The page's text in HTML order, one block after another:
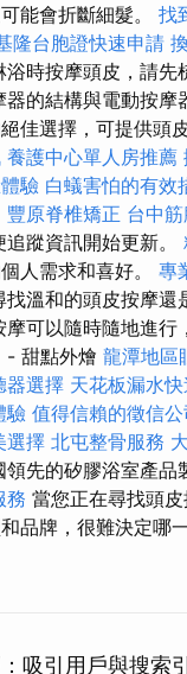
能會折斷細髮。 找
隆台胞證快速申請
浴時按摩頭皮，請
的結構與電動按
佳選擇，可提供
養護中心單人房推薦
驗 白蟻害怕的有效
豐原脊椎矯正 台中
蹤資訊開始更新。
人需求和喜好。 專
找溫和的頭皮按摩
可以隨時隨地進
- 甜點外燴 龍潭地區
器選擇 天花板漏水
驗 值得信賴的徵信公
選擇 北屯整骨服務
領先的矽膠浴室產品
務 當您正在尋找頭
品牌，很難決定哪
吸引用戶與搜索